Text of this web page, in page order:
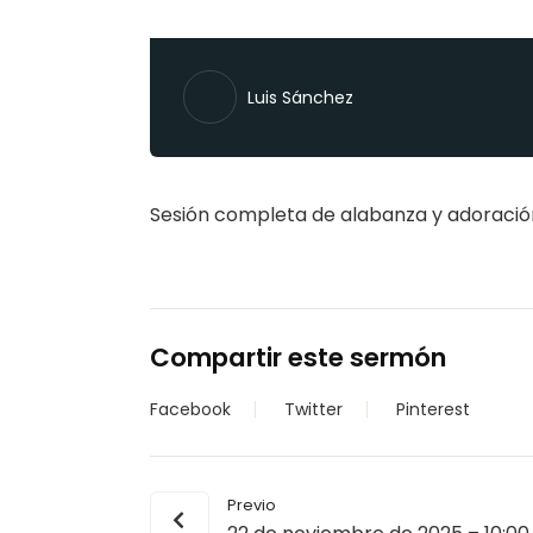
Luis Sánchez
Sesión completa de alabanza y
Compartir este sermón
Facebook Twitter Pinterest
Previo